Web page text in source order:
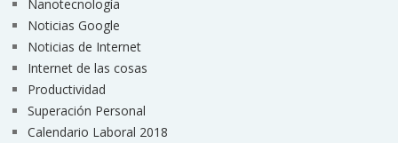
Nanotecnología
Noticias Google
Noticias de Internet
Internet de las cosas
Productividad
Superación Personal
Calendario Laboral 2018